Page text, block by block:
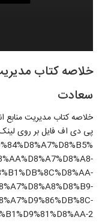
خلاصه کتاب
سعادت
خلاصه کتاب مدیریت منابع
پی دی اف فایل بر روی لینک
2/